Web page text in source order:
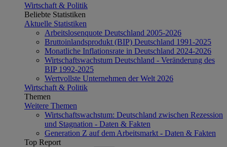
Wirtschaft & Politik
Beliebte Statistiken
Aktuelle Statistiken
Arbeitslosenquote Deutschland 2005-2026
Bruttoinlandsprodukt (BIP) Deutschland 1991-2025
Monatliche Inflationsrate in Deutschland 2024-2026
Wirtschaftswachstum Deutschland - Veränderung des
BIP 1992-2025
Wertvollste Unternehmen der Welt 2026
Wirtschaft & Politik
Themen
Weitere Themen
Wirtschaftswachstum: Deutschland zwischen Rezession
und Stagnation - Daten & Fakten
Generation Z auf dem Arbeitsmarkt - Daten & Fakten
Top Report